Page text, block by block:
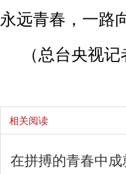
永远青春，一路
（总台央视
相关阅读
在拼搏的青春中